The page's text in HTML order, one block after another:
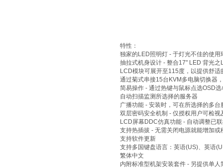
特性：
独家的LED照明灯 - 于灯光不佳的使
抽拉式机身设计 - 整合17" LED 背光
LCD模块可展开至115度，以提供舒适
通过菊式串接15台KVM多电脑切换器
简易操作 - 通过热键与鼠标点选OSD
自动扫描监测所选择的服务器
广播功能 - 安装时，可在所选择的多
双层密码安全机制 - 仅授权用户可检
LCD屏幕DDC仿真功能 - 自动调整已
支持热插拔 - 无需关闭电源就能增加或
支持软件更新
支持多国键盘语言：英语(US)、英语
繁体中文
内附标准型机架安装套件 - 另提供单